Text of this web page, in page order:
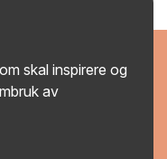
skal inspirere og
av